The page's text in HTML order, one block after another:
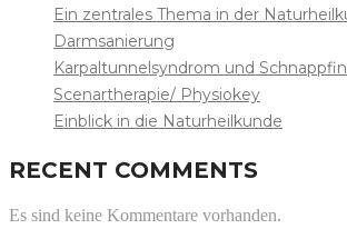
Ein zentrales Thema in der
Darmsanierung
Karpaltunnelsyndrom und
Scenartherapie/ Physiokey
Einblick in die Naturheilkunde
RECENT COMMENTS
Es sind keine Kommentare vorhanden.